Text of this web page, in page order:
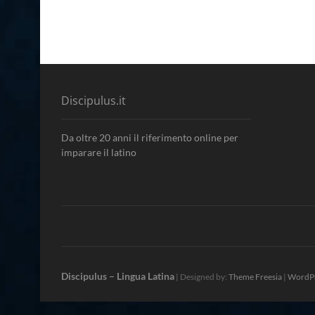
Discipulus.it
Da oltre 20 anni il riferimento online per
imparare il latino
Discipulus – Lingua Latina | Designed by: Theme Freesia |